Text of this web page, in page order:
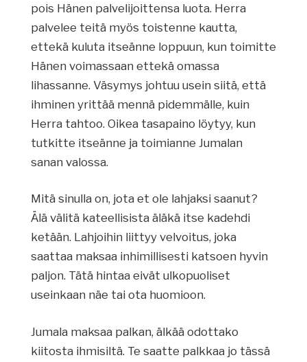
pois Hänen palvelijoittensa luota. Herra
palvelee teitä myös toistenne kautta,
ettekä kuluta itseänne loppuun, kun toimitte
Hänen voimassaan ettekä omassa
lihassanne. Väsymys johtuu usein siitä, että
ihminen yrittää mennä pidemmälle, kuin
Herra tahtoo. Oikea tasapaino löytyy, kun
tutkitte itseänne ja toimianne Jumalan
sanan valossa.
Mitä sinulla on, jota et ole lahjaksi saanut?
Älä välitä kateellisista äläkä itse kadehdi
ketään. Lahjoihin liittyy velvoitus, joka
saattaa maksaa inhimillisesti katsoen hyvin
paljon. Tätä hintaa eivät ulkopuoliset
useinkaan näe tai ota huomioon.
Jumala maksaa palkan, älkää odottako
kiitosta ihmisiltä. Te saatte palkkaa jo tässä